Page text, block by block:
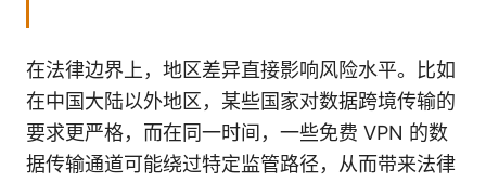
在法律边界上，地区差异直接影响风险水平。比如
在中国大陆以外地区，某些国家对数据跨境传输的
要求更严格，而在同一时间，一些免费 VPN 的数
据传输通道可能绕过特定监管路径，从而带来法律